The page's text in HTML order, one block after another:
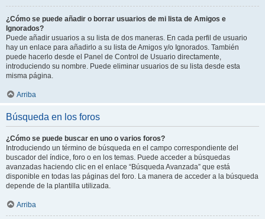
¿Cómo se puede añadir o borrar usuarios de mi lista de Amigos e
Ignorados?
Puede añadir usuarios a su lista de dos maneras. En cada perfil de usuario
hay un enlace para añadirlo a su lista de Amigos y/o Ignorados. También
puede hacerlo desde el Panel de Control de Usuario directamente,
introduciendo su nombre. Puede eliminar usuarios de su lista desde esta
misma página.
Arriba
Búsqueda en los foros
¿Cómo se puede buscar en uno o varios foros?
Introduciendo un término de búsqueda en el campo correspondiente del
buscador del índice, foro o en los temas. Puede acceder a búsquedas
avanzadas haciendo clic en el enlace “Búsqueda Avanzada” que está
disponible en todas las páginas del foro. La manera de acceder a la búsqueda
depende de la plantilla utilizada.
Arriba